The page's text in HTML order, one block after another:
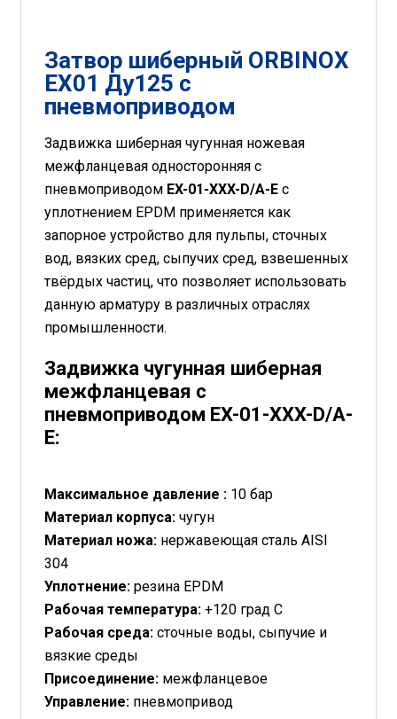
Затвор шиберный ORBINOX
EX01 Ду125 с
пневмоприводом
Задвижка шиберная чугунная ножевая
межфланцевая односторонняя c
пневмоприводом EX-01-XXX-D/A-Е с
уплотнением EPDM применяется как
запорное устройство для пульпы, сточных
вод, вязких сред, сыпучих сред, взвешенных
твёрдых частиц, что позволяет использовать
данную арматуру в различных отраслях
промышленности.
Задвижка чугунная шиберная
межфланцевая c
пневмоприводом EX-01-XXX-D/A-
Е:
Максимальное давление : 10 бар
Материал корпуса: чугун
Материал ножа: нержавеющая сталь AISI
304
Уплотнение: резина EPDM
Рабочая температура: +120 град С
Рабочая среда: сточные воды, сыпучие и
вязкие среды
Присоединение: межфланцевое
Управление: пневмопривод